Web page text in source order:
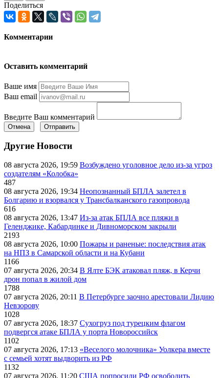
Поделиться
Комментарии
Оставить комментарий
Ваше имя
Ваш email
Введите Ваш комментарий
Отмена Отправить
Другие Новости
08 августа 2026, 19:59 Возбуждено уголовное дело из-за угроз
создателям «Колобка»
487
08 августа 2026, 19:34 Неопознанный БПЛА залетел в
Болгарию и взорвался у Трансбалканского газопровода
616
08 августа 2026, 13:47 Из-за атак БПЛА все пляжи в
Геленджике, Кабардинке и Дивноморском закрыли
2193
08 августа 2026, 10:00 Пожары и раненые: последствия атак
на НПЗ в Самарской области и на Кубани
1166
07 августа 2026, 20:34 В Ялте БЭК атаковал пляж, в Керчи
дрон попал в жилой дом
1788
07 августа 2026, 20:11 В Петербурге заочно арестовали Лидию
Невзорову
1028
07 августа 2026, 18:37 Сухогруз под турецким флагом
подвергся атаке БПЛА у порта Новороссийск
1102
07 августа 2026, 17:13 «Веселого молочника» Уолкера вместе
с семьей хотят выдворить из РФ
1132
07 августа 2026, 11:20 США попросили РФ освободить